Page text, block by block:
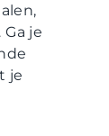
je
je